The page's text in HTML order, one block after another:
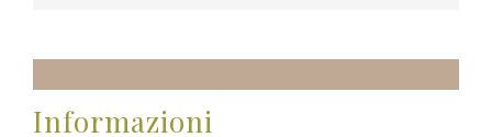
Informazioni